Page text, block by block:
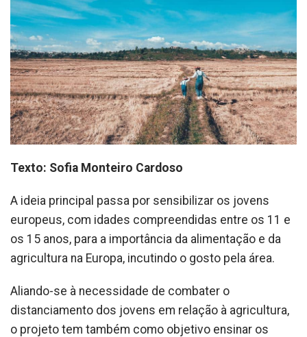
Texto: Sofia Monteiro Cardoso
A ideia principal passa por sensibilizar os jovens
europeus, com idades compreendidas entre os 11 e
os 15 anos, para a importância da alimentação e da
agricultura na Europa, incutindo o gosto pela área.
Aliando-se à necessidade de combater o
distanciamento dos jovens em relação à agricultura,
o projeto tem também como objetivo ensinar os